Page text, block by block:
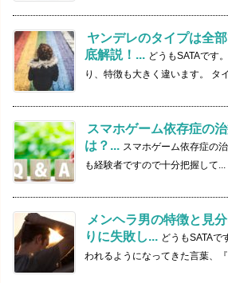
ヤンデレのタイプは全
底解説！... どうもSATAです
り、特徴も大きく違います。 タイ
スマホゲーム依存症の
は？... スマホゲーム依存症の
も経験者ですので十分把握して...
メンヘラ男の特徴と見
りに失敗し... どうもSATAで
われるようになってきた言葉、『